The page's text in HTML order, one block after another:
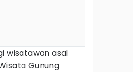
wisatawan asal
Gunung